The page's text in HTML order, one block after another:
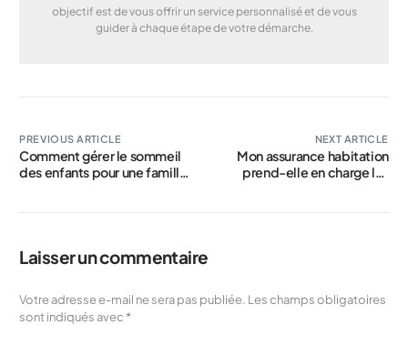
objectif est de vous offrir un service personnalisé et de vous
guider à chaque étape de votre démarche.
PREVIOUS ARTICLE
Comment gérer le sommeil
des enfants pour une famille
NEXT ARTICLE
Mon assurance habitation
prend-elle en charge les
Laisser un commentaire
Votre adresse e-mail ne sera pas publiée. Les champs obligatoires
sont indiqués avec *